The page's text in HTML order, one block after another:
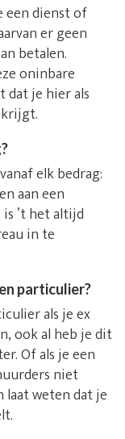
een dienst of
er geen
betalen.
oninbare
dat je hier als
elk bedrag:
aan een
’t het altijd
in te
particulier?
als je ex
ook al heb je dit
Of als je een
niet
laat weten dat je